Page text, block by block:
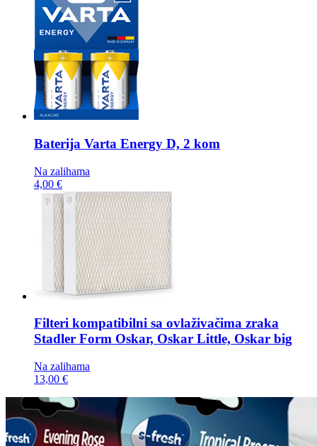
Baterija Varta Energy D, 2 kom
Na zalihama
4,00 €
Filteri kompatibilni sa ovlaživačima zraka
Stadler Form Oskar, Oskar Little, Oskar big
Na zalihama
13,00 €